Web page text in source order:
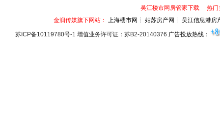
吴江楼市网房管家下载
热门
金润传媒旗下网站： 上海楼市网┊ 姑苏房产网┊ 吴江信息港
苏ICP备10119780号-1 增值业务许可证：苏B2-20140376 广告投放热线：